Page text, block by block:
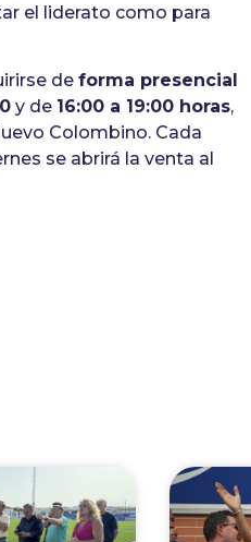
el liderato como para
deforma presencial
y de 16:00 a 19:00 horas,
Colombino. Cada
se abrirá la venta al